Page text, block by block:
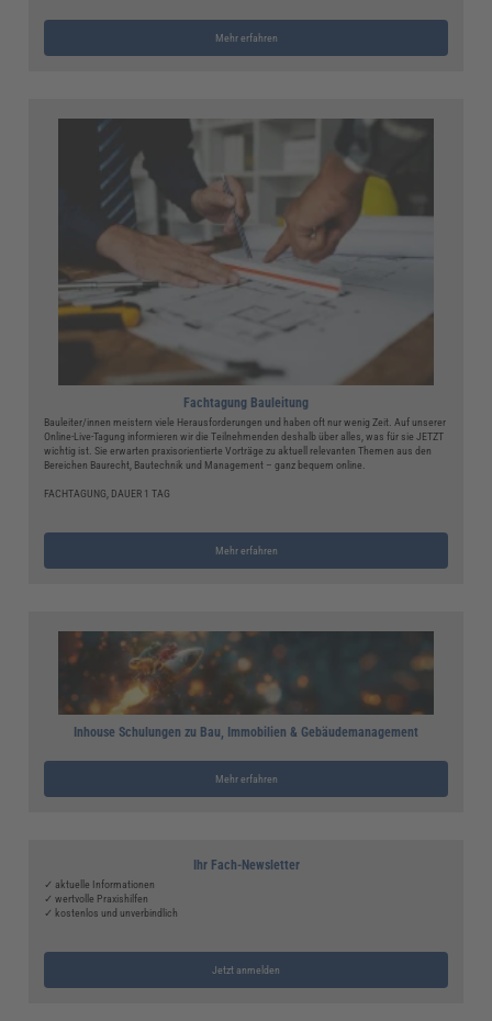
Mehr erfahren
Fachtagung Bauleitung
Bauleiter/innen meistern viele Herausforderungen und haben oft nur wenig Zeit. Auf unserer
Online-Live-Tagung informieren wir die Teilnehmenden deshalb über alles, was für sie JETZT
wichtig ist. Sie erwarten praxisorientierte Vorträge zu aktuell relevanten Themen aus den
Bereichen Baurecht, Bautechnik und Management – ganz bequem online.
FACHTAGUNG, DAUER 1 TAG
Mehr erfahren
Inhouse Schulungen zu Bau, Immobilien & Gebäudemanagement
Mehr erfahren
Ihr Fach-Newsletter
✓ aktuelle Informationen
✓ wertvolle Praxishilfen
✓ kostenlos und unverbindlich
Jetzt anmelden